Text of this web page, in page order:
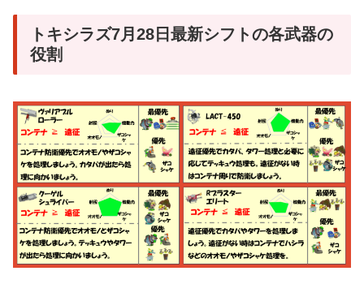
トキシラズ7月28日最新シフトの各武器の
役割